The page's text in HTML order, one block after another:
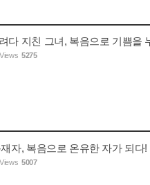
다 지친 그녀, 복음으로 기쁨을
Views 5275
자, 복음으로 온유한 자가 되다
Views 5007